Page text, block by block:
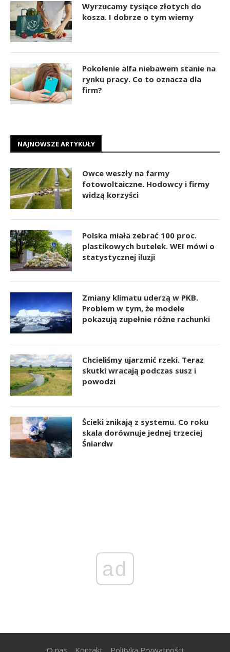
Wyrzucamy tysiące złotych do
kosza. I dobrze o tym wiemy
Pokolenie alfa niebawem stanie na
rynku pracy. Co to oznacza dla
firm?
NAJNOWSZE ARTYKUŁY
Owce weszły na farmy
fotowoltaiczne. Hodowcy i firmy
widzą korzyści
Polska miała zebrać 100 proc.
plastikowych butelek. WEI mówi o
statystycznej iluzji
Zmiany klimatu uderzą w PKB.
Problem w tym, że modele
pokazują zupełnie różne rachunki
Chcieliśmy ujarzmić rzeki. Teraz
skutki wracają podczas susz i
powodzi
Ścieki znikają z systemu. Co roku
skala dorównuje jednej trzeciej
Śniardw
ad
O nas Kontakt Polityka Prywatności